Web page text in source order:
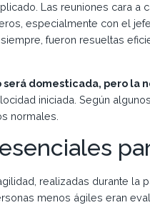
Las reuniones cara a
especialmente con el
fueron resueltas
será domesticada, pero la
iniciada. Según
normales.
realizadas durante la
menos ágiles eran